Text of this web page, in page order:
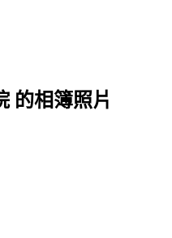
的相簿照片